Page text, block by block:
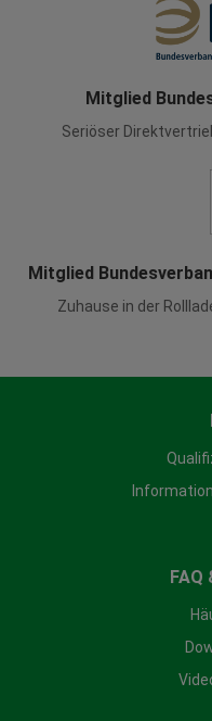
Mitglied
Seriöser
Mitglied
Zuhause in der
FAQ